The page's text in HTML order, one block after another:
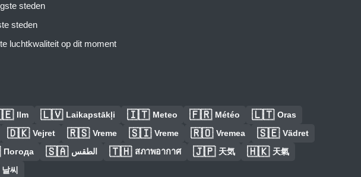
steden
steden
luchtkwaliteit op dit moment
Ilm 🇱🇻 Laikapstākļi 🇮🇹 Meteo 🇫🇷 Météo 🇱🇹 Oras
🇩🇰 Vejret 🇷🇸 Vreme 🇸🇮 Vreme 🇷🇴 Vremea 🇸🇪 Vädret
Погода 🇸🇦 الطقس 🇹🇭 สภาพอากาศ 🇯🇵 天気 🇭🇰 天氣
날씨